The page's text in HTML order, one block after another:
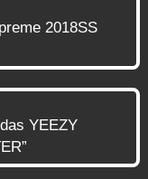
2018SS
YEEZY